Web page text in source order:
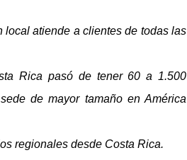
atiende a clientes de todas las
Rica pasó de tener 60 a 1.500
de mayor tamaño en América
regionales desde Costa Rica.